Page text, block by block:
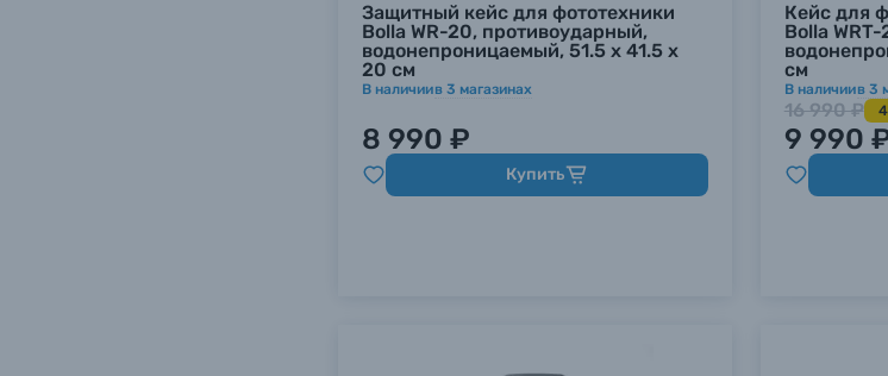
Защитный кейс для фототехники
Bolla WR-20, противоударный,
водонепроницаемый, 51.5 х 41.5 х
20 см
В наличиив 3 магазинах
8 990 ₽
Купить
Кейс для
Bolla
см
В наличиив 3
16 990 ₽
9 990